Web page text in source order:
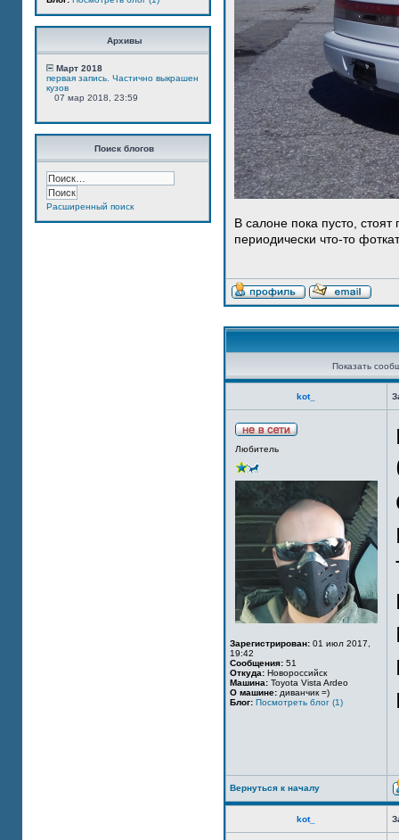
Архивы
Март 2018
первая запись. Частично выкрашен
кузов
07 мар 2018, 23:59
Поиск блогов
Расширенный поиск
В салоне пока пусто,
периодически что-то
Показать
kot_
Любитель
Зарегистрирован: 01 июл 2017,
19:42
Сообщения: 51
Откуда: Новороссийск
Машина: Toyota Vista Ardeo
О машине: диванчик =)
Блог: Посмотреть блог (1)
Вернуться к началу
kot_